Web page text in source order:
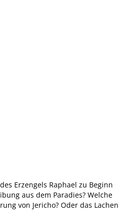
Erzengels Raphael zu Beginn
aus dem Paradies? Welche
von Jericho? Oder das Lachen